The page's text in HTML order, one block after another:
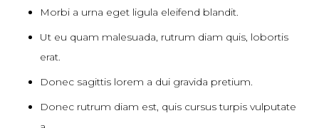
Morbi a urna eget ligula eleifend blandit.
Ut eu quam malesuada, rutrum diam quis, lobortis
erat.
Donec sagittis lorem a dui gravida pretium.
Donec rutrum diam est, quis cursus turpis vulputate